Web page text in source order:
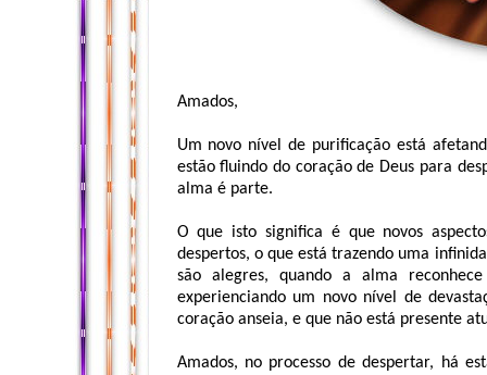
Amados,
Um novo nível de purificação está
estão fluindo do coração de Deus para
alma é parte.
O que isto significa é que novos
despertos, o que está trazendo uma
são alegres, quando a alma
experienciando um novo nível de
coração anseia, e que não está presente
Amados, no processo de despertar, há